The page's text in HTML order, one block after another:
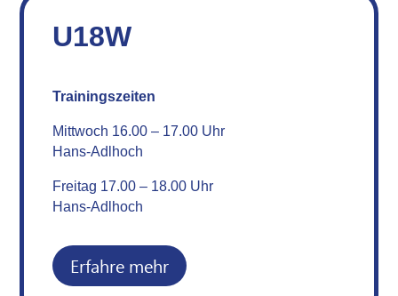
U18W
Trainingszeiten
Mittwoch 16.00 – 17.00 Uhr
Hans-Adlhoch
Freitag 17.00 – 18.00 Uhr
Hans-Adlhoch
Erfahre mehr